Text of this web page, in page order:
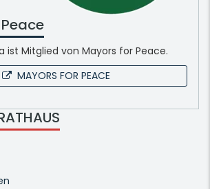
ist Mitglied von Mayors for Peace.
MAYORS FOR PEACE